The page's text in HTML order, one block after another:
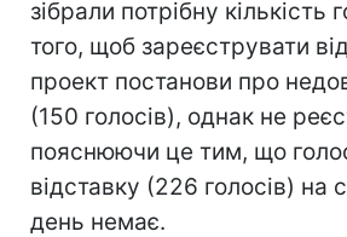
зібрали потрібну кількість
того, щоб зареєструвати
проект постанови про
(150 голосів), однак не
пояснюючи це тим, що
відставку (226 голосів) на
день немає.